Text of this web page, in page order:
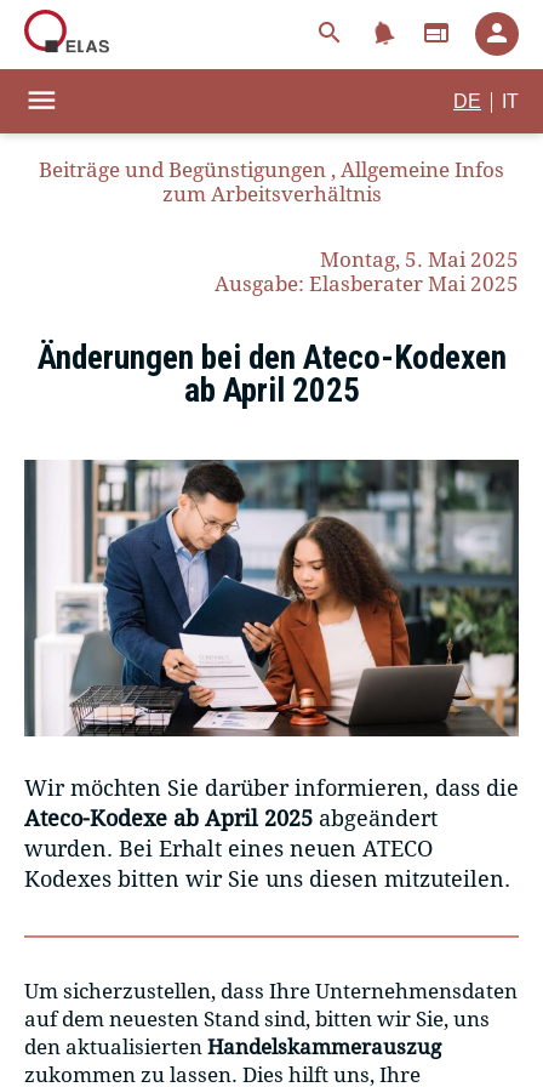
search notifications web person
menu DE IT
Beiträge und Begünstigungen , Allgemeine Infos
zum Arbeitsverhältnis
Montag, 5. Mai 2025
Ausgabe: Elasberater Mai 2025
Änderungen bei den Ateco-Kodexen
ab April 2025
Wir möchten Sie darüber informieren, dass die
Ateco-Kodexe ab April 2025 abgeändert
wurden. Bei Erhalt eines neuen ATECO
Kodexes bitten wir Sie uns diesen mitzuteilen.
Um sicherzustellen, dass Ihre Unternehmensdaten
auf dem neuesten Stand sind, bitten wir Sie, uns
den aktualisierten Handelskammerauszug
zukommen zu lassen. Dies hilft uns, Ihre